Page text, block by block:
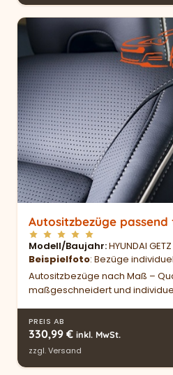
Autositzbezüge passend
Modell/Baujahr HYUNDAI
Beispielfoto: Bezüge
Autositzbezüge nach Maß –
maßgeschneidert und
PREIS AB
330,99 € inkl. MwSt.
zzgl.Versand